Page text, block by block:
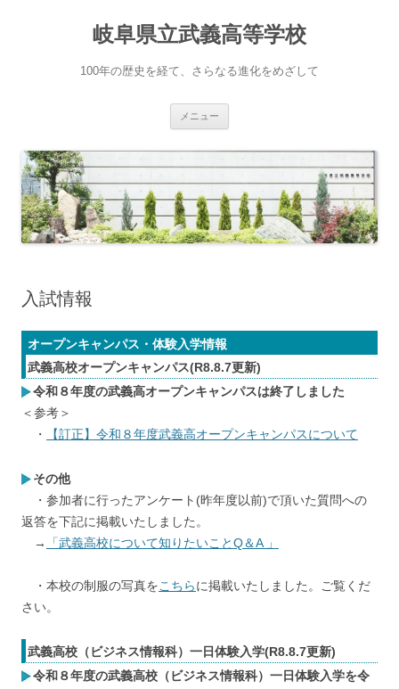
岐阜県立武義高等学校
100年の歴史を経て、さらなる進化をめざして
メニュー
へ
ス
キ
ッ
プ
入試情報
オープンキャンパス・体験入学情報
武義高校オープンキャンパス(R8.8.7更新)
令和８年度の武義高オープンキャンパスは終了しました
＜参考＞
・
【訂正】令和８年度武義高オープンキャンパスについて
その他
・参加者に行ったアンケート(昨年度以前)で頂いた質問への
返答を下記に掲載いたしました。
→
「武義高校について知りたいことQ＆A 」
・本校の制服の写真をこちらに掲載いたしました。ご覧くだ
さい。
武義高校（ビジネス情報科）一日体験入学(R8.8.7更新)
令和８年度の武義高校（ビジネス情報科）一日体験入学を令